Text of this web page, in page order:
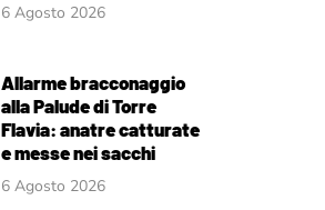
6 Agosto 2026
Allarme bracconaggio
alla Palude di Torre
Flavia: anatre catturate
e messe nei sacchi
6 Agosto 2026